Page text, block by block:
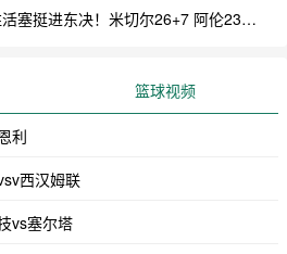
决！米切尔26+7 阿伦23分 梅里尔23分 詹金斯17分
篮球视频
利
西汉姆联
vs塞尔塔